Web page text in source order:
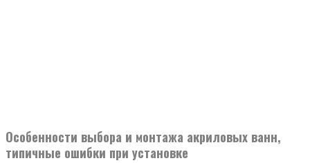
Особенности выбора и монтажа акриловых ванн,
типичные ошибки при установке